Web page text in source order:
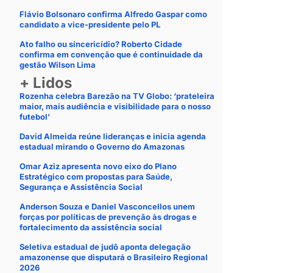
Flávio Bolsonaro confirma Alfredo Gaspar como
candidato a vice-presidente pelo PL
Ato falho ou sincericídio? Roberto Cidade
confirma em convenção que é continuidade da
gestão Wilson Lima
+ Lidos
Rozenha celebra Barezão na TV Globo: ‘prateleira
maior, mais audiência e visibilidade para o nosso
futebol’
David Almeida reúne lideranças e inicia agenda
estadual mirando o Governo do Amazonas
Omar Aziz apresenta novo eixo do Plano
Estratégico com propostas para Saúde,
Segurança e Assistência Social
Anderson Souza e Daniel Vasconcellos unem
forças por políticas de prevenção às drogas e
fortalecimento da assistência social
Seletiva estadual de judô aponta delegação
amazonense que disputará o Brasileiro Regional
2026